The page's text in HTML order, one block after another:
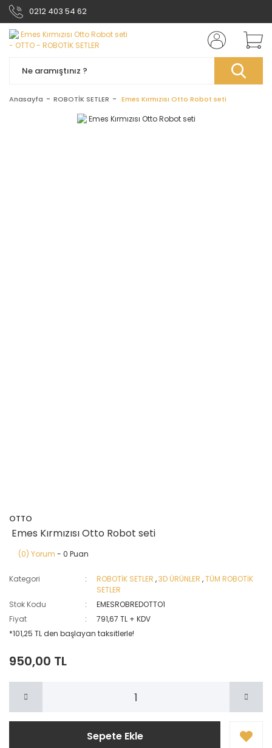
0212 403 54 62
Anasayfa ROBOTİK SETLER Emes Kırmızısı Otto Robot seti
OTTO
Emes Kırmızısı Otto Robot seti
(0) Yorum - 0 Puan
Kategori ROBOTİK SETLER ,3D ÜRÜNLER ,TÜM ROBOTİK
SETLER
Stok Kodu
EMESROBREDOTTO1
Fiyat
791,67 TL + KDV
*101,25 TL den başlayan taksitlerle!
950,00 TL
Sepete Ekle